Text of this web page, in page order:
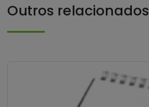
Outros relacionados